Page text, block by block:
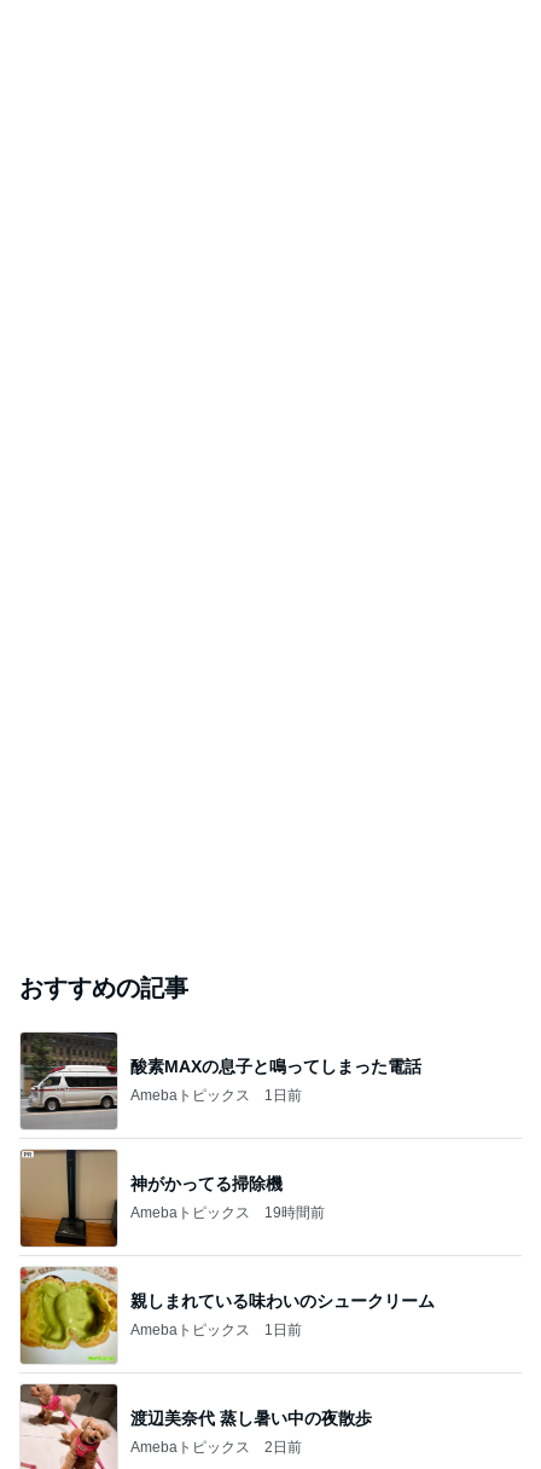
おすすめの記事
酸素MAXの息子と鳴ってしまった電話
Amebaトピックス 1日前
神がかってる掃除機
Amebaトピックス 19時間前
親しまれている味わいのシュークリーム
Amebaトピックス 1日前
渡辺美奈代 蒸し暑い中の夜散歩
Amebaトピックス 2日前